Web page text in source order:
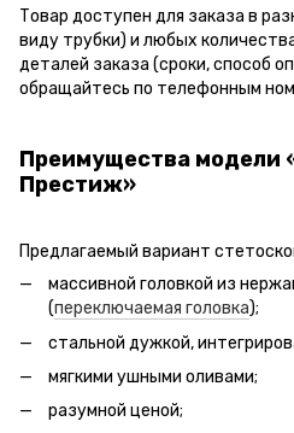
Товар доступен для заказа в
виду трубки) и любых
деталей заказа (сроки, способ
обращайтесь по телефонным
Преимущества модели
Престиж»
Предлагаемый вариант
массивной головкой из
(переключаемая головка);
стальной дужкой,
мягкими ушными оливами;
разумной ценой;